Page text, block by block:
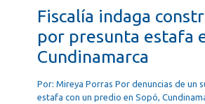
Fiscalía indaga
por presunta estafa
Cundinamarca
Por: Mireya Porras Por denuncias de un
estafa con un predio en Sopó,